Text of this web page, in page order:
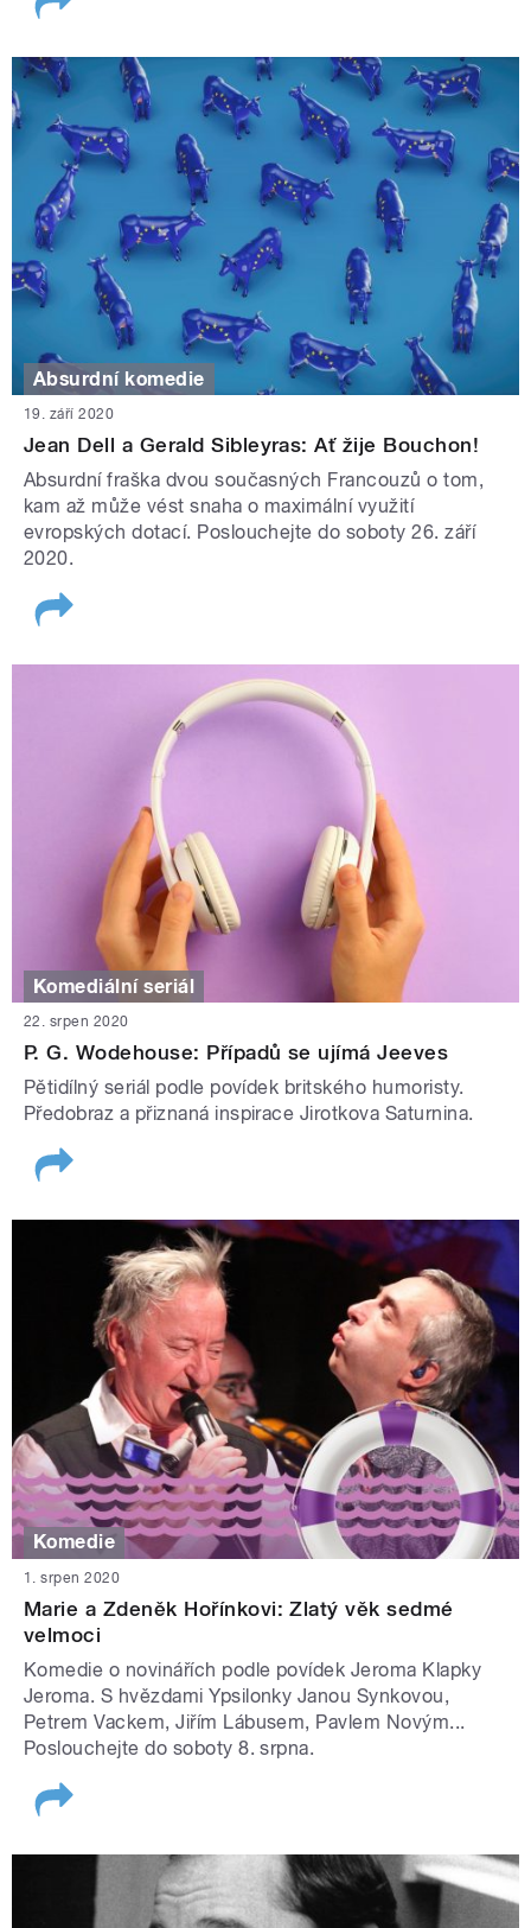
Absurdní komedie
19. září 2020
Jean Dell a Gerald Sibleyras: Ať žije Bouchon!
Absurdní fraška dvou současných Francouzů o tom,
kam až může vést snaha o maximální využití
evropských dotací. Poslouchejte do soboty 26. září
2020.
Komediální seriál
22. srpen 2020
P. G. Wodehouse: Případů se ujímá Jeeves
Pětidílný seriál podle povídek britského humoristy.
Předobraz a přiznaná inspirace Jirotkova Saturnina.
Komedie
1. srpen 2020
Marie a Zdeněk Hořínkovi: Zlatý věk sedmé
velmoci
Komedie o novinářích podle povídek Jeroma Klapky
Jeroma. S hvězdami Ypsilonky Janou Synkovou,
Petrem Vackem, Jiřím Lábusem, Pavlem Novým...
Poslouchejte do soboty 8. srpna.